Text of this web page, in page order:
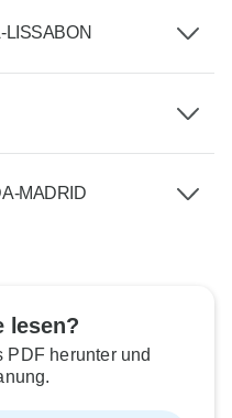
LISSABON
MADRID
lesen?
PDF herunter und